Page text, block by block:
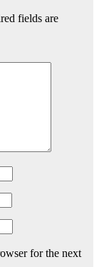
fields are
for the next